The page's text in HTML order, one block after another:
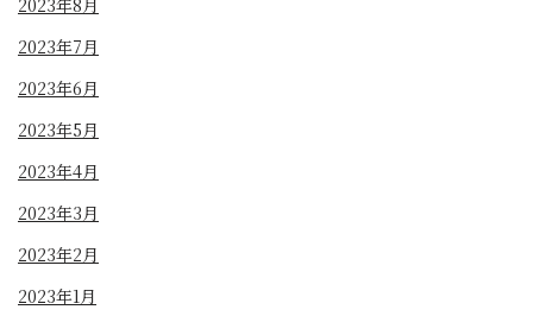
2023年7月
2023年6月
2023年5月
2023年4月
2023年3月
2023年2月
2023年1月